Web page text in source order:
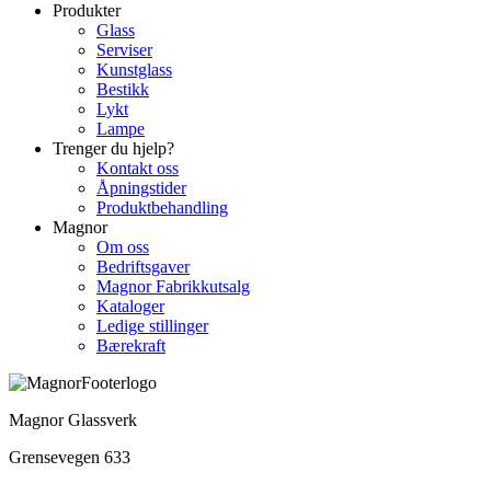
Produkter
Glass
Serviser
Kunstglass
Bestikk
Lykt
Lampe
Trenger du hjelp?
Kontakt oss
Åpningstider
Produktbehandling
Magnor
Om oss
Bedriftsgaver
Magnor Fabrikkutsalg
Kataloger
Ledige stillinger
Bærekraft
Magnor Glassverk
Grensevegen 633